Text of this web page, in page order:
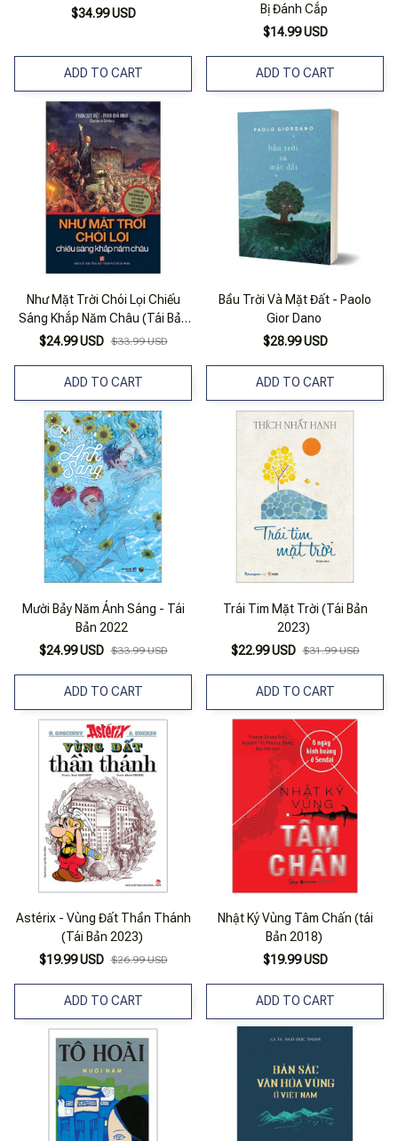
$34.99 USD
ADD TO CART
Bị Đánh Cắp
$14.99 USD
ADD TO CART
Như Mặt Trời Chói Lọi Chiếu
Sáng Khắp Năm Châu (Tái Bản
2018)
$24.99 USD $33.99 USD
ADD TO CART
Bầu Trời Và Mặt Đất - Paolo
Gior Dano
$28.99 USD
ADD TO CART
Mười Bảy Năm Ánh Sáng - Tái
Bản 2022
$24.99 USD $33.99 USD
ADD TO CART
Trái Tim Mặt Trời (Tái Bản
2023)
$22.99 USD $31.99 USD
ADD TO CART
Astérix - Vùng Đất Thần Thánh
(Tái Bản 2023)
$19.99 USD $26.99 USD
ADD TO CART
Nhật Ký Vùng Tâm Chấn (tái
Bản 2018)
$19.99 USD
ADD TO CART